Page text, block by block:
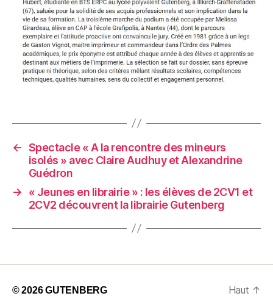
← Spectacle « A la rencontre des mineurs
isolés » avec Claire Audhuy et Alexandrine
Guédron
→
« Jeunes en librairie » : les élèves de 2CV1 et
2CV2 découvrent la librairie Gutenberg
© 2026GUTENBERG Haut ↑